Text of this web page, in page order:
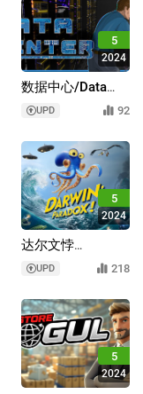
5
2024
数据中心/Data
Center
UPD 92
5
2024
达尔文悖
论/Darwin's
Paradox!
UPD 218
5
2024